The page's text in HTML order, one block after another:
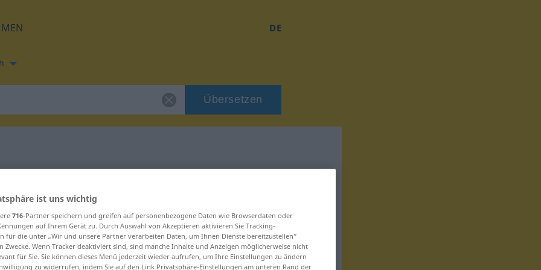
DE
Übersetzen
für "pöbeln"
ist uns wichtig
716-Partner speichern und greifen auf personenbezogene Daten wie Browserdaten oder
auf Ihrem Gerät zu. Durch Auswahl von Akzeptieren aktivieren Sie Tracking-
für die unter „Wir und unsere Partner verarbeiten Daten, um Ihnen Dienste bereitzustellen“
Zwecke. Wenn Tracker deaktiviert sind, sind manche Inhalte und Anzeigen möglicherweise nicht
für Sie. Sie können dieses Menü jederzeit wieder aufrufen, um Ihre Einstellungen zu ändern
zu widerrufen, indem Sie auf den Link Privatsphäre-Einstellungen am unteren Rand der